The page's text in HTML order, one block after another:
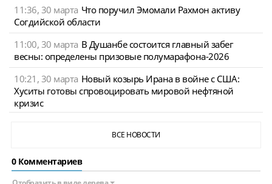
11:36, 30 марта Что поручил Эмомали Рахмон активу
Согдийской области
11:00, 30 марта В Душанбе состоится главный забег
весны: определены призовые полумарафона-2026
10:21, 30 марта Новый козырь Ирана в войне с США:
Хуситы готовы спровоцировать мировой нефтяной
кризис
ВСЕ НОВОСТИ
0 Комментариев